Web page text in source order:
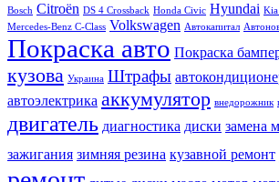
Bosch Citroën DS 4 Crossback Honda Civic Hyundai
Mercedes-Benz C-Class Volkswagen Автокапитал
Покраска авто Покраска
кузова Украина Штрафы
автоэлектрика аккумулятор внедорожник
двигатель диагностика диски замена
зажигания зимняя резина кузавной ремонт